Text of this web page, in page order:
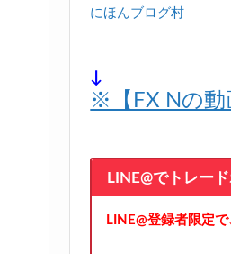
にほんブログ村
↓
※【FX Nの動
LINE@でトレー
LINE@登録者限定